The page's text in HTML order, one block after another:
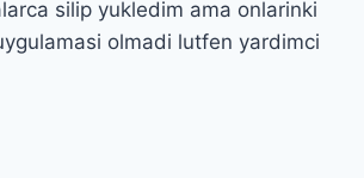
silip yukledim ama onlarinki
olmadi lutfen yardimci